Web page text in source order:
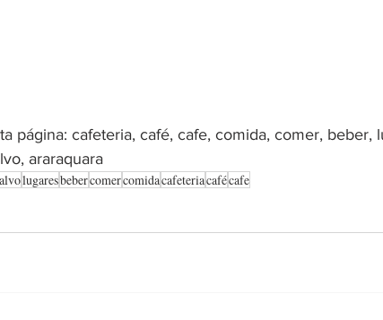
página: cafeteria, café, cafe, comida, comer, beber,
araraquara
lugaresbebercomercomidacafeteriacafécafe